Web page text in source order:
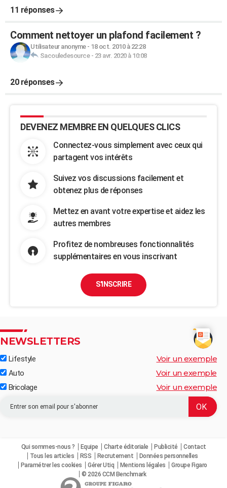
11 réponses
Comment nettoyer un plafond facilement ?
Utilisateur anonyme- 18 oct. 2010 à 22:28
Sacouledesource- 23 avr. 2020 à 10:08
20 réponses
DEVENEZ MEMBRE EN QUELQUES CLICS
Connectez-vous simplement avec ceux qui
partagent vos intérêts
Suivez vos discussions facilement et
obtenez plus de réponses
Mettez en avant votre expertise et aidez les
autres membres
Profitez de nombreuses fonctionnalités
supplémentaires en vous inscrivant
S'INSCRIRE
NEWSLETTERS
Lifestyle Voir un exemple
Auto Voir un exemple
Bricolage Voir un exemple
Qui sommes-nous ? Equipe Charte éditoriale Publicité
Contact
Tous les articles
RSS Recrutement
Données personnelles
Paramétrer les cookies
Gérer Utiq Mentions légales
Groupe Figaro
© 2026 CCM Benchmark